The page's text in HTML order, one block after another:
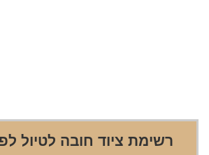
רשימת ציוד חובה לטיול